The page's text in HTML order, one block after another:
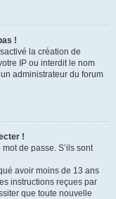
!
la création de
IP ou interdit le nom
administrateur du forum
!
de passe. S’ils sont
avoir moins de 13 ans
instructions reçues par
que toute nouvelle